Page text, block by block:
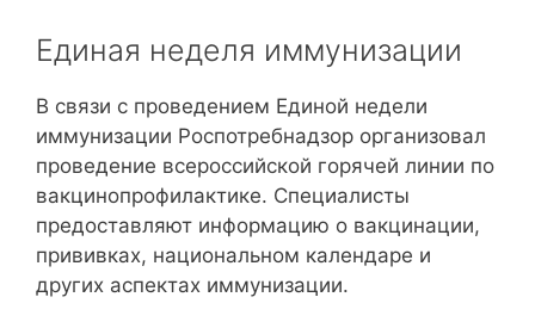
Единая неделя иммунизации
В связи с проведением Единой недели
иммунизации Роспотребнадзор организовал
проведение всероссийской горячей линии по
вакцинопрофилактике. Специалисты
предоставляют информацию о вакцинации,
прививках, национальном календаре и
других аспектах иммунизации.